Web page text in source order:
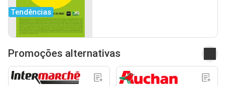
Tendências
Promoções alternativas